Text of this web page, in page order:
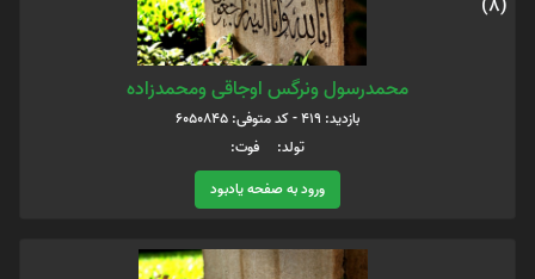
(8)
محمدرسول ونرگس اوجاقی ومحمدزاده
بازدید: 419 - کد متوفی: 6050845
تولد: فوت:
ورود به صفحه یادبود